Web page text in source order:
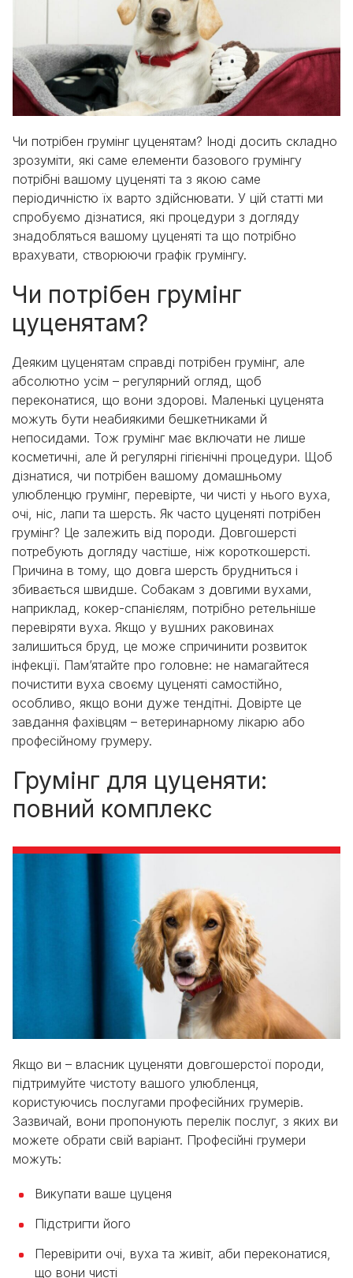
Чи потрібен грумінг цуценятам? Іноді досить складно
зрозуміти, які саме елементи базового грумінгу
потрібні вашому цуценяті та з якою саме
періодичністю їх варто здійснювати. У цій статті ми
спробуємо дізнатися, які процедури з догляду
знадобляться вашому цуценяті та що потрібно
врахувати, створюючи графік грумінгу.
Чи потрібен грумінг
цуценятам?
Деяким цуценятам справді потрібен грумінг, але
абсолютно усім – регулярний огляд, щоб
переконатися, що вони здорові. Маленькі цуценята
можуть бути неабиякими бешкетниками й
непосидами. Тож грумінг має включати не лише
косметичні, але й регулярні гігієнічні процедури. Щоб
дізнатися, чи потрібен вашому домашньому
улюбленцю грумінг, перевірте, чи чисті у нього вуха,
очі, ніс, лапи та шерсть. Як часто цуценяті потрібен
грумінг? Це залежить від породи. Довгошерсті
потребують догляду частіше, ніж короткошерсті.
Причина в тому, що довга шерсть брудниться і
збивається швидше. Собакам з довгими вухами,
наприклад, кокер-спанієлям, потрібно ретельніше
перевіряти вуха. Якщо у вушних раковинах
залишиться бруд, це може спричинити розвиток
інфекції. Пам’ятайте про головне: не намагайтеся
почистити вуха своєму цуценяті самостійно,
особливо, якщо вони дуже тендітні. Довірте це
завдання фахівцям – ветеринарному лікарю або
професійному грумеру.
Грумінг для цуценяти:
повний комплекс
Якщо ви – власник цуценяти довгошерстої породи,
підтримуйте чистоту вашого улюбленця,
користуючись послугами професійних грумерів.
Зазвичай, вони пропонують перелік послуг, з яких ви
можете обрати свій варіант. Професійні грумери
можуть:
Викупати ваше цуценя
Підстригти його
Перевірити очі, вуха та живіт, аби переконатися,
що вони чисті